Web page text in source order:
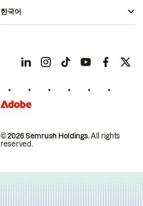
© 2026 Semrush Holdings.All rights
reserved.
한국어